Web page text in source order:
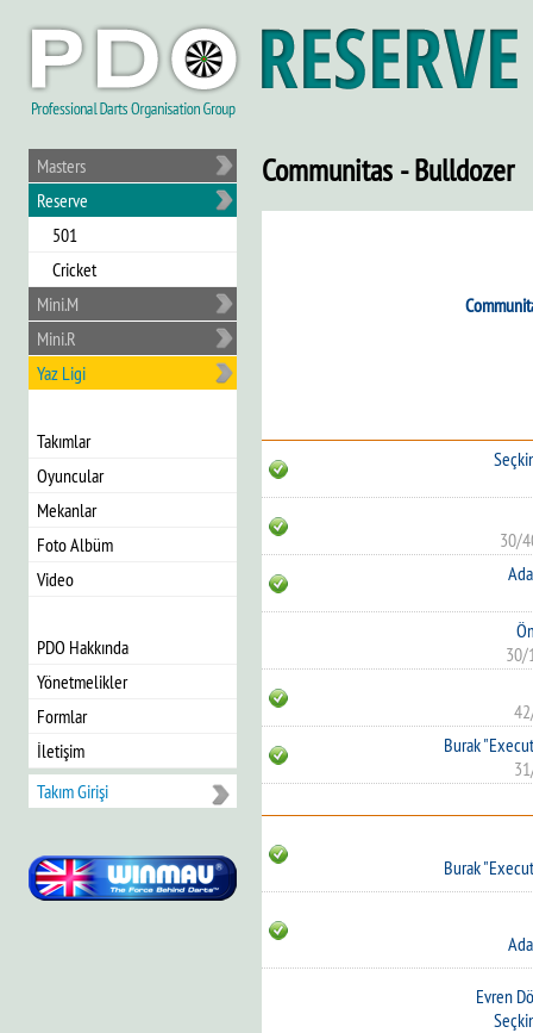
Masters
Reserve
501
Cricket
Mini.M
Mini.R
Yaz Ligi
Takımlar
Oyuncular
Mekanlar
Foto Albüm
Video
PDO Hakkında
Yönetmelikler
Formlar
İletişim
Takım Girişi
Communitas - Bulldozer
30/
30/
Burak
Burak
Evren